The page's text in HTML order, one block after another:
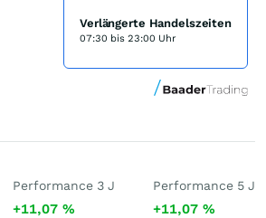
Verlängerte Handelszeiten
07:30 bis 23:00 Uhr
Performance 3 J
+11,07 %
Performance 5 J
+11,07 %